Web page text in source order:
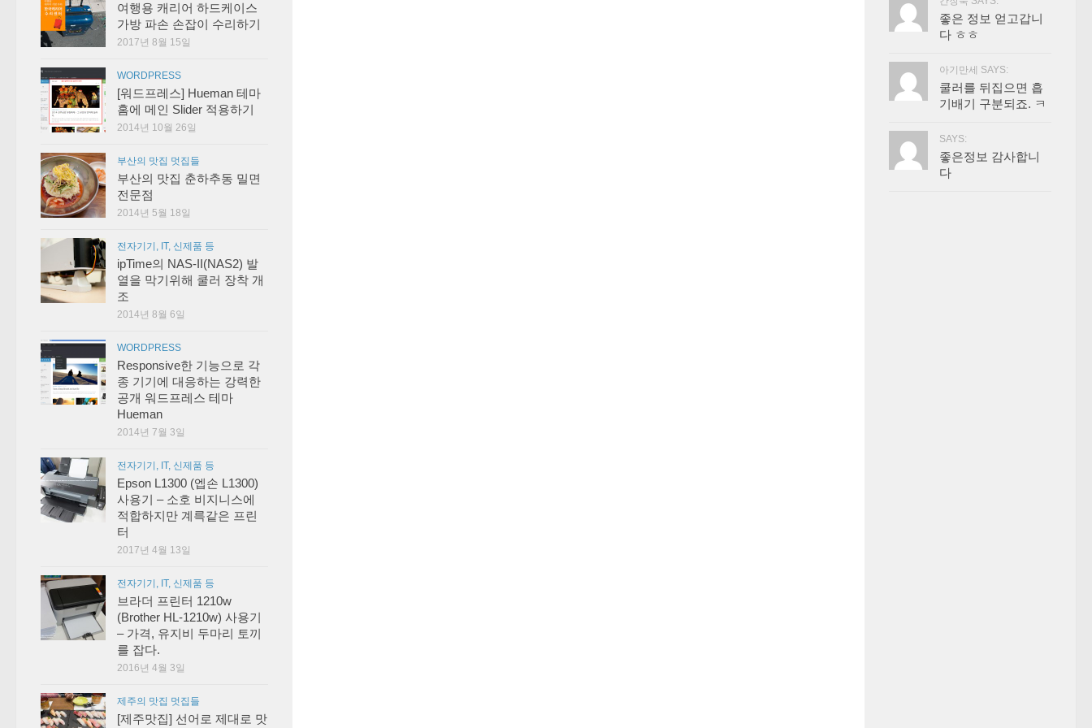
여행용 캐리어 하드케이스
가방 파손 손잡이 수리하기
2017년 8월 15일
WORDPRESS
[워드프레스] Hueman 테마
홈에 메인 Slider 적용하기
2014년 10월 26일
부산의 맛집 멋집들
부산의 맛집 춘하추동 밀면
전문점
2014년 5월 18일
전자기기, IT, 신제품 등
ipTime의 NAS-II(NAS2) 발
열을 막기위해 쿨러 장착 개
조
2014년 8월 6일
WORDPRESS
Responsive한 기능으로 각
종 기기에 대응하는 강력한
공개 워드프레스 테마
Hueman
2014년 7월 3일
전자기기, IT, 신제품 등
Epson L1300 (엡손 L1300)
사용기 – 소호 비지니스에
적합하지만 계륵같은 프린
터
2017년 4월 13일
전자기기, IT, 신제품 등
브라더 프린터 1210w
(Brother HL-1210w) 사용기
– 가격, 유지비 두마리 토끼
를 잡다.
2016년 4월 3일
제주의 맛집 멋집들
[제주맛집] 선어로 제대로 맛
좋은 정보 얻고갑니
다 ㅎㅎ
아기만세 SAYS:
쿨러를 뒤집으면 흡
기배기 구분되죠. ㅋ
SAYS:
좋은정보 감사합니
다